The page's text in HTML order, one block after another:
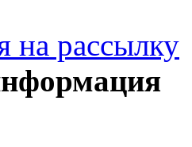
на рассылку